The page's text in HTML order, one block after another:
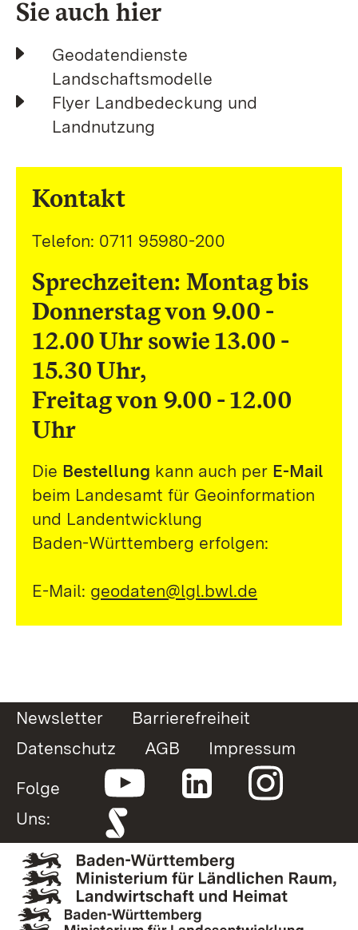
Sie auch hier
Geodatendienste
Landschaftsmodelle
Flyer Landbedeckung und
Landnutzung
Kontakt
Telefon: 0711 95980-200
Sprechzeiten: Montag bis
Donnerstag von 9.00 -
12.00 Uhr sowie 13.00 -
15.30 Uhr,
Freitag von 9.00 - 12.00
Uhr
Die Bestellung kann auch per E-Mail
beim Landesamt für Geoinformation
und Landentwicklung
Baden-Württemberg erfolgen:
E-Mail: geodaten@lgl.bwl.de
Newsletter
Barrierefreiheit
Datenschutz
AGB
Impressum
Folge
Uns: